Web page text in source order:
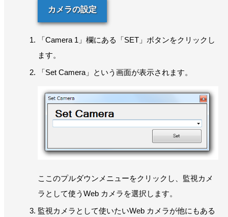
カメラの設定
「Camera 1」欄にある「SET」ボタンをクリックし
ます。
「Set Camera」という画面が表示されます。
ここのプルダウンメニューをクリックし、監視カメ
ラとして使うWeb カメラを選択します。
監視カメラとして使いたいWeb カメラが他にもある